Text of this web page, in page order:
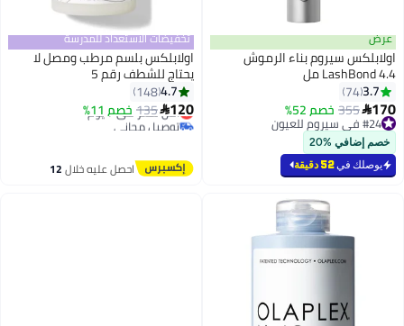
عرض
اولابلكس سيروم بناء الرموش
LashBond 4.4 مل
3.7
74
170
355 خصم 52%
#24 في سيروم للعيون
#24 في سيروم للعيون
خصم إضافي %20
يوصلك في52 دقيقة
تخفيضات الاستعداد للمدرسة
اولابلكس بلسم مرطب ومصل لا
يحتاج للشطف رقم 5
4.7
148
120
135 خصم 11%
أقل سعر في 7 يوم
توصيل مجاني
أقل سعر في 7 يوم
احصل عليه خلال12